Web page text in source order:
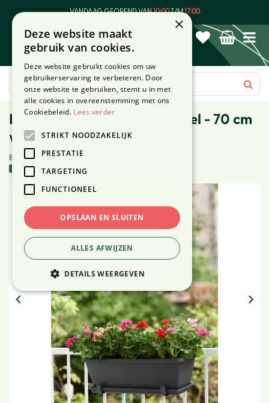
VANDAAG GEOPEND VAN10:00T/M17:00
Barcelona balkonbak schotel - 70 cm
wit
Beoordeling (1):
14 stuks in voorraad
×
Deze website maakt
gebruik van cookies.
Deze website gebruikt cookies om uw
gebruikerservaring te verbeteren. Door
onze website te gebruiken, stemt u in met
alle cookies in overeenstemming met ons
Cookiebeleid. Lees verder
STRIKT NOODZAKELIJK
PRESTATIE
TARGETING
FUNCTIONEEL
OPSLAAN EN SLUITEN
ALLES AFWIJZEN
DETAILS WEERGEVEN